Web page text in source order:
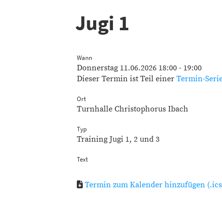
Jugi 1
Wann
Donnerstag 11.06.2026 18:00 - 19:00
Dieser Termin ist Teil einer Termin-
Ort
Turnhalle Christophorus Ibach
Typ
Training Jugi 1, 2 und 3
Text
Termin zum Kalender hinzufügen